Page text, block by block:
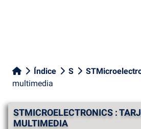
Índice S
multimedia
STMICROELECTRONICS :
MULTIMEDIA